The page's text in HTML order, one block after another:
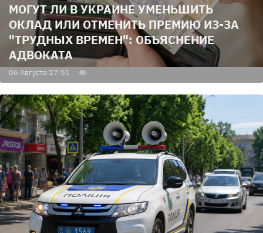
МОГУТ ЛИ В УКРАИНЕ УМЕНЬШИТЬ
ОКЛАД ИЛИ ОТМЕНИТЬ ПРЕМИЮ ИЗ-ЗА
"ТРУДНЫХ ВРЕМЕН": ОБЪЯСНЕНИЕ
АДВОКАТА
06 Августа 17:51